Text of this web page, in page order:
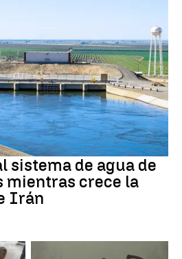
sistema de agua de
mientras crece la
Irán